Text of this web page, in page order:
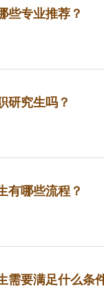
些专业推荐？
研究生吗？
有哪些流程？
需要满足什么条